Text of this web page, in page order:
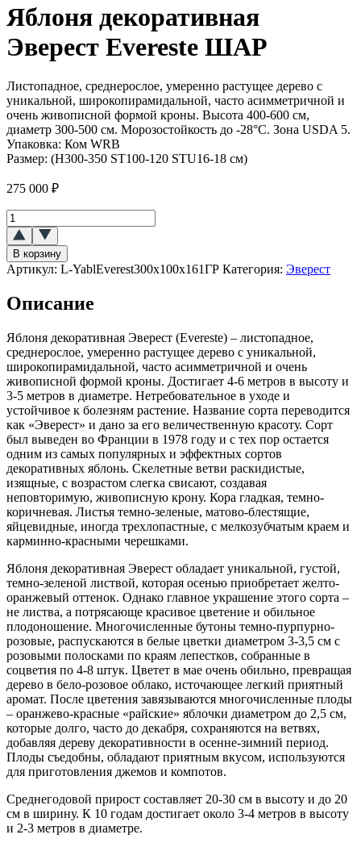
Яблоня декоративная
Эверест Evereste ШАР
Листопадное, среднерослое, умеренно растущее дерево с
уникальной, широкопирамидальной, часто асимметричной и
очень живописной формой кроны. Высота 400-600 см,
диаметр 300-500 см. Морозостойкость до -28°C. Зона USDA 5.
Упаковка: Ком WRB
Размер: (H300-350 ST100-120 STU16-18 см)
275 000 ₽
Количество
товара
Яблоня
декоративная
Эверест
ШАР
В корзину
Артикул: L-YablEverest300x100x161ГР Категория: Эверест
Описание
Яблоня декоративная Эверест (Evereste) – листопадное,
среднерослое, умеренно растущее дерево с уникальной,
широкопирамидальной, часто асимметричной и очень
живописной формой кроны. Достигает 4-6 метров в высоту и
3-5 метров в диаметре. Нетребовательное в уходе и
устойчивое к болезням растение. Название сорта переводится
как «Эверест» и дано за его величественную красоту. Сорт
был выведен во Франции в 1978 году и с тех пор остается
одним из самых популярных и эффектных сортов
декоративных яблонь. Скелетные ветви раскидистые,
изящные, с возрастом слегка свисают, создавая
неповторимую, живописную крону. Кора гладкая, темно-
коричневая. Листья темно-зеленые, матово-блестящие,
яйцевидные, иногда трехлопастные, с мелкозубчатым краем и
карминно-красными черешками.
Яблоня декоративная Эверест обладает уникальной, густой,
темно-зеленой листвой, которая осенью приобретает желто-
оранжевый оттенок. Однако главное украшение этого сорта –
не листва, а потрясающе красивое цветение и обильное
плодоношение. Многочисленные бутоны темно-пурпурно-
розовые, распускаются в белые цветки диаметром 3-3,5 см с
розовыми полосками по краям лепестков, собранные в
соцветия по 4-8 штук. Цветет в мае очень обильно, превращая
дерево в бело-розовое облако, источающее легкий приятный
аромат. После цветения завязываются многочисленные плоды
– оранжево-красные «райские» яблочки диаметром до 2,5 см,
которые долго, часто до декабря, сохраняются на ветвях,
добавляя дереву декоративности в осенне-зимний период.
Плоды съедобны, обладают приятным вкусом, используются
для приготовления джемов и компотов.
Среднегодовой прирост составляет 20-30 см в высоту и до 20
см в ширину. К 10 годам достигает около 3-4 метров в высоту
и 2-3 метров в диаметре.